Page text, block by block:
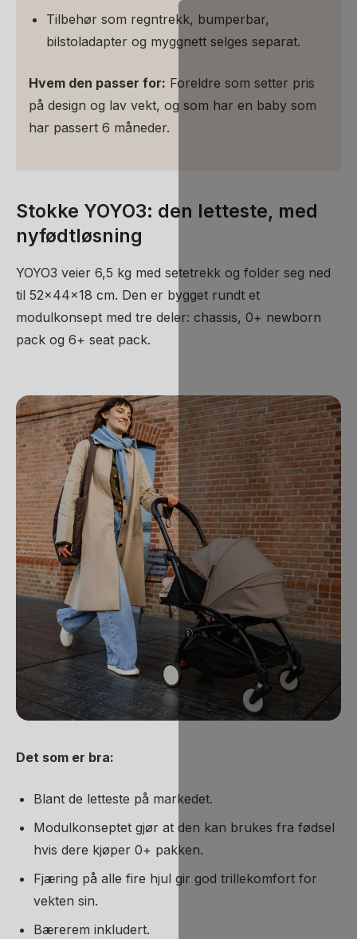
Tilbehør som regntrekk, bumperbar,
bilstoladapter og myggnett selges separat.
Hvem den passer for: Foreldre som setter pris
på design og lav vekt, og som har en baby som
har passert 6 måneder.
Stokke YOYO3: den letteste, med
nyfødtløsning
YOYO3 veier 6,5 kg med setetrekk og folder seg ned
til 52x44x18 cm. Den er bygget rundt et
modulkonsept med tre deler: chassis, 0+ newborn
pack og 6+ seat pack.
Det som er bra:
Blant de letteste på markedet.
Modulkonseptet gjør at den kan brukes fra fødsel
hvis dere kjøper 0+ pakken.
Fjæring på alle fire hjul gir god trillekomfort for
vekten sin.
Bærerem inkludert.